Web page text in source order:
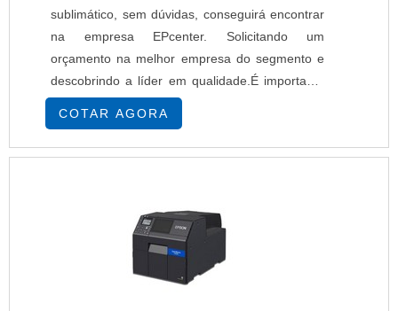
sublimático, sem dúvidas, conseguirá encontrar
na empresa EPcenter. Solicitando um
orçamento na melhor empresa do segmento e
descobrindo a líder em qualidade.É importante
lembrar que o produto deve sempre ser
adquirido com empresas especializadas no
segmento. Esse tipo de cuidado ajuda a garantir
COTAR AGORA